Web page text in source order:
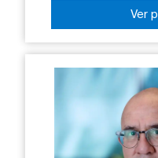
Ver